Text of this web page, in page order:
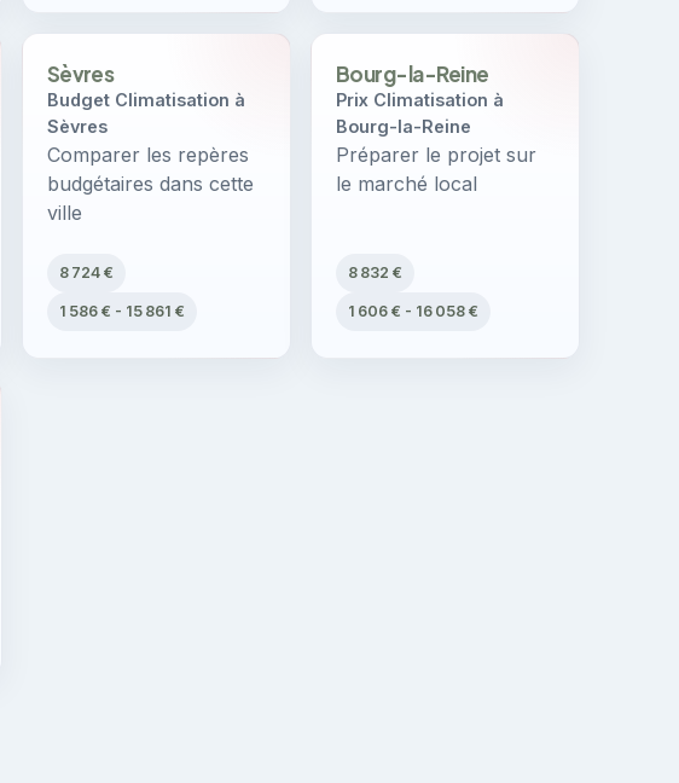
Sèvres
Budget Climatisation à
Sèvres
Comparer les repères
budgétaires dans cette
ville
8 724 €
1 586 € - 15 861 €
Bourg-la-Reine
Prix Climatisation à
Bourg-la-Reine
Préparer le projet sur
le marché local
8 832 €
1 606 € - 16 058 €